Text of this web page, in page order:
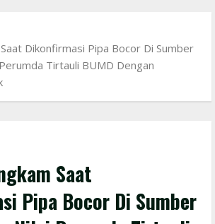
Dikonfirmasi Pipa Bocor Di Sumber
Tirtauli BUMD Dengan
Saat
Pipa Bocor Di Sumber